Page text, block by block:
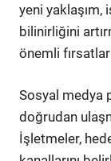
yeni
bilinirliğini
önemli
Sosyal medya
doğrudan
İşletmeler,